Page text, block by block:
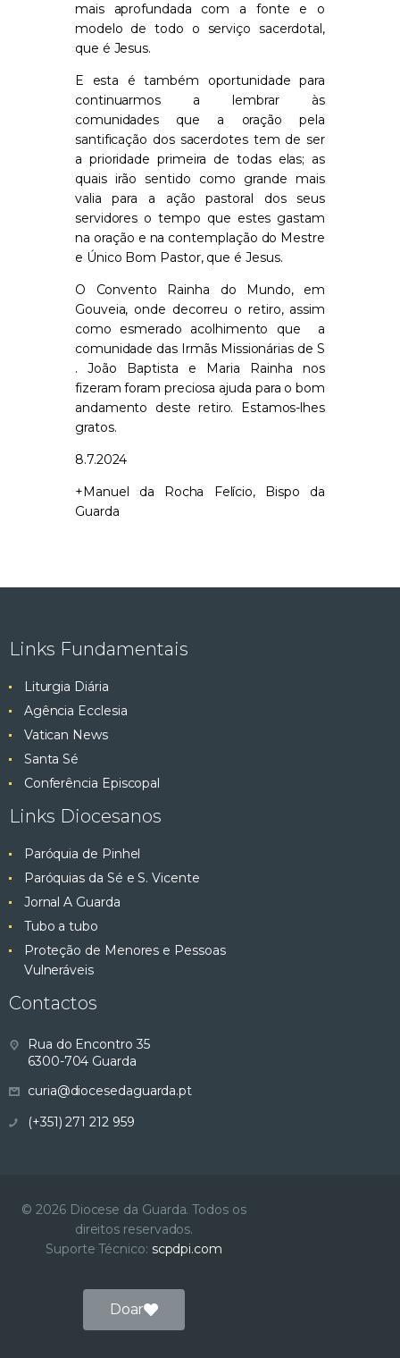
mais aprofundada com a fonte e o
modelo de todo o serviço sacerdotal,
que é Jesus.
E esta é também oportunidade para
continuarmos a lembrar às
comunidades que a oração pela
santificação dos sacerdotes tem de ser
a prioridade primeira de todas elas; as
quais irão sentido como grande mais
valia para a ação pastoral dos seus
servidores o tempo que estes gastam
na oração e na contemplação do Mestre
e Único Bom Pastor, que é Jesus.
O Convento Rainha do Mundo, em
Gouveia, onde decorreu o retiro, assim
como esmerado acolhimento que
a
comunidade das Irmãs Missionárias de S
. João Baptista e Maria Rainha nos
fizeram foram preciosa ajuda para o bom
andamento deste retiro. Estamos-lhes
gratos.
8.7.2024
+Manuel da Rocha Felício, Bispo da
Guarda
Links Fundamentais
Liturgia Diária
Agência Ecclesia
Vatican News
Santa Sé
Conferência Episcopal
Links Diocesanos
Paróquia de Pinhel
Paróquias da Sé e S. Vicente
Jornal A Guarda
Tubo a tubo
Proteção de Menores e Pessoas
Vulneráveis
Contactos
Rua do Encontro 35
6300-704 Guarda
curia@diocesedaguarda.pt
(+351) 271 212 959
© 2026 Diocese da Guarda. Todos os
direitos reservados.
Suporte Técnico: scpdpi.com
Doar